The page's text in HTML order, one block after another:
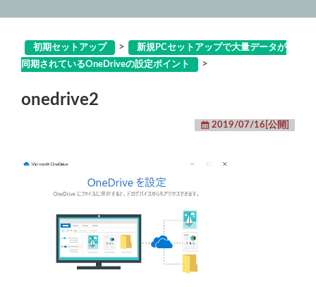
初期セットアップ >
新規PCセットアップで大量データが
同期されているOneDriveの設定ポイント
>
onedrive2
2019/07/16[公開]